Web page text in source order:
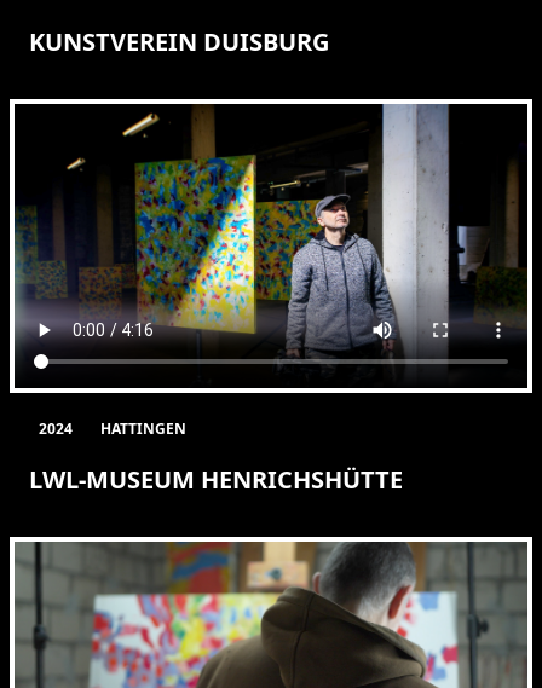
KUNSTVEREIN DUISBURG
2024 HATTINGEN
LWL-MUSEUM HENRICHSHÜTTE